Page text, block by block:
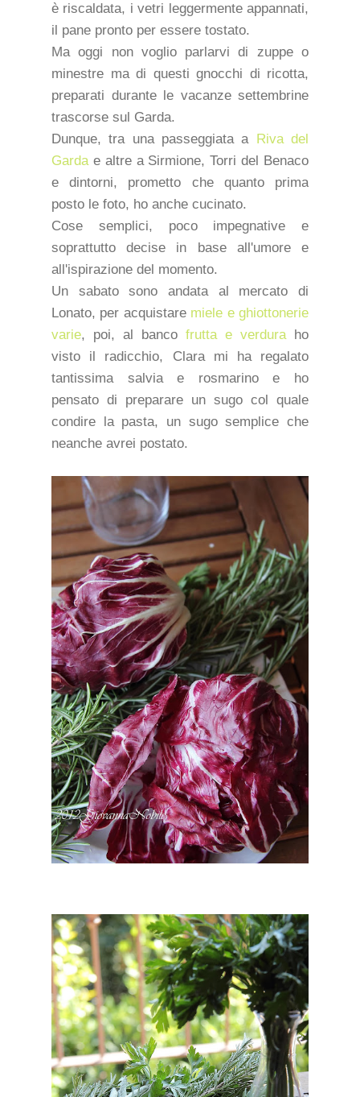
è riscaldata, i vetri leggermente appannati,
il pane pronto per essere tostato.
Ma oggi non voglio parlarvi di zuppe o
minestre ma di questi gnocchi di ricotta,
preparati durante le vacanze settembrine
trascorse sul Garda.
Dunque, tra una passeggiata a Riva del
Gardae altre a Sirmione, Torri del Benaco
e dintorni, prometto che quanto prima
posto le foto, ho anche cucinato.
Cose semplici, poco impegnative e
soprattutto decise in base all'umore e
all'ispirazione del momento.
Un sabato sono andata al mercato di
Lonato, per acquistare miele e ghiottonerie
varie, poi, al banco frutta e verduraho
visto il radicchio, Clara mi ha regalato
tantissima salvia e rosmarino e ho
pensato di preparare un sugo col quale
condire la pasta, un sugo semplice che
neanche avrei postato.